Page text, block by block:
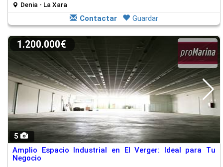
Denia - La Xara
Contactar Guardar
5
1.200.000€
Amplio Espacio Industrial en El Verger: Ideal para Tu
Negocio